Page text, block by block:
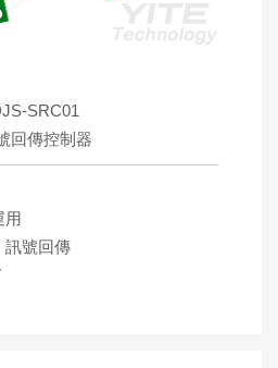
SRC01
回傳控制器
用
訊號回傳